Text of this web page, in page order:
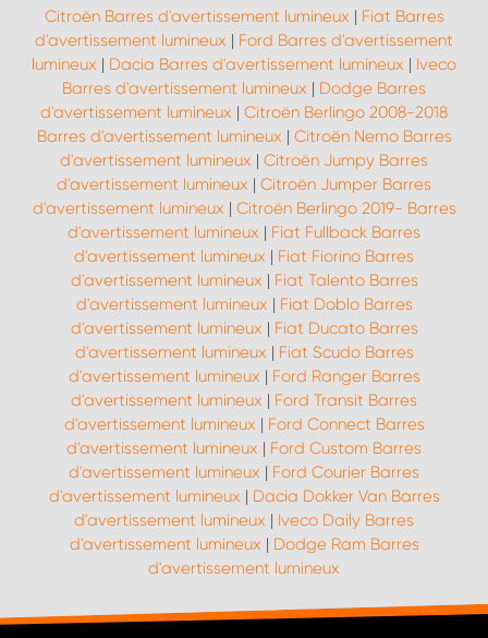
Citroën Barres d'avertissement lumineux | Fiat Barres
d'avertissement lumineux | Ford Barres d'avertissement
lumineux | Dacia Barres d'avertissement lumineux | Iveco
Barres d'avertissement lumineux | Dodge Barres
d'avertissement lumineux | Citroën Berlingo 2008-2018
Barres d'avertissement lumineux | Citroën Nemo Barres
d'avertissement lumineux | Citroën Jumpy Barres
d'avertissement lumineux | Citroën Jumper Barres
d'avertissement lumineux | Citroën Berlingo 2019- Barres
d'avertissement lumineux | Fiat Fullback Barres
d'avertissement lumineux | Fiat Fiorino Barres
d'avertissement lumineux | Fiat Talento Barres
d'avertissement lumineux | Fiat Doblo Barres
d'avertissement lumineux | Fiat Ducato Barres
d'avertissement lumineux | Fiat Scudo Barres
d'avertissement lumineux | Ford Ranger Barres
d'avertissement lumineux | Ford Transit Barres
d'avertissement lumineux | Ford Connect Barres
d'avertissement lumineux | Ford Custom Barres
d'avertissement lumineux | Ford Courier Barres
d'avertissement lumineux | Dacia Dokker Van Barres
d'avertissement lumineux | Iveco Daily Barres
d'avertissement lumineux | Dodge Ram Barres
d'avertissement lumineux